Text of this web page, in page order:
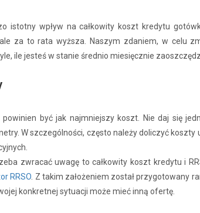
istotny wpływ na całkowity koszt kredytu
za to rata wyższa. Naszym zdaniem, w celu
ile jesteś w stanie średnio miesięcznie
być jak najmniejszy koszt. Nie daj się
W szczególności, często należy doliczyć
zwracać uwagę to całkowity koszt kredytu i
RRSO. Z takim założeniem został przygotowany
konkretnej sytuacji może mieć inną ofertę.